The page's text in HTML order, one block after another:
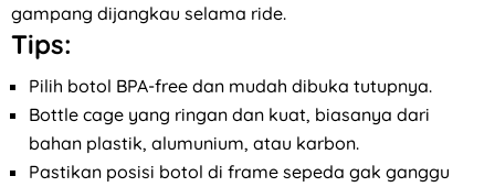
gampang dijangkau selama ride.
Tips:
Pilih botol BPA-free dan mudah dibuka tutupnya.
Bottle cage yang ringan dan kuat, biasanya dari
bahan plastik, alumunium, atau karbon.
Pastikan posisi botol di frame sepeda gak ganggu